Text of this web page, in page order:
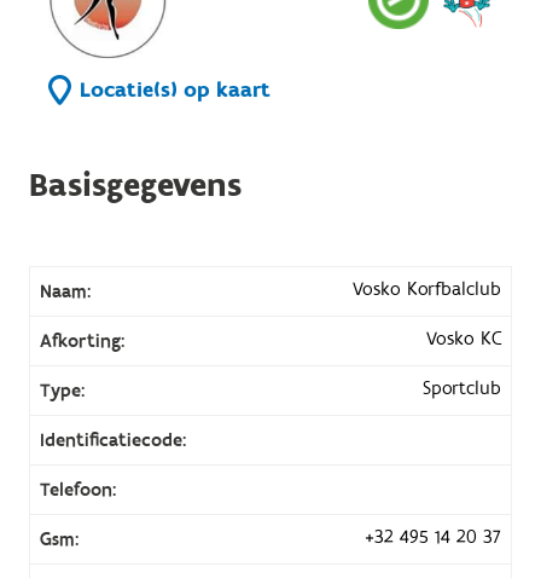
Locatie(s) op kaart
Basisgegevens
Naam: Vosko Korfbalclub
Afkorting: Vosko KC
Type: Sportclub
Identificatiecode:
Telefoon:
Gsm: +32 495 14 20 37